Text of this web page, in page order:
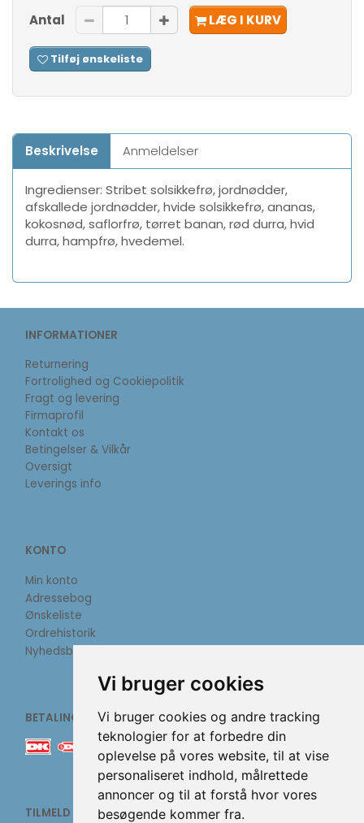
Vi bruger cookies
Vi bruger cookies og andre tracking
teknologier for at forbedre din
oplevelse på vores website, til at vise
personaliseret indhold, målrettede
annoncer og til at forstå hvor vores
besøgende kommer fra.
Antal LÆG I KURV
Tilføj ønskeliste
Beskrivelse Anmeldelser
Ingredienser: Stribet solsikkefrø, jordnødder,
afskallede jordnødder, hvide solsikkefrø, ananas,
kokosnød, saflorfrø, tørret banan, rød durra, hvid
durra, hampfrø, hvedemel.
INFORMATIONER
Returnering
Fortrolighed og Cookiepolitik
Fragt og levering
Firmaprofil
Kontakt os
Betingelser & Vilkår
Oversigt
Leverings info
KONTO
Min konto
Adressebog
Ønskeliste
Ordrehistorik
Nyhedsbrev
BETALINGSMETODER
TILMELD NYHEDSBREV